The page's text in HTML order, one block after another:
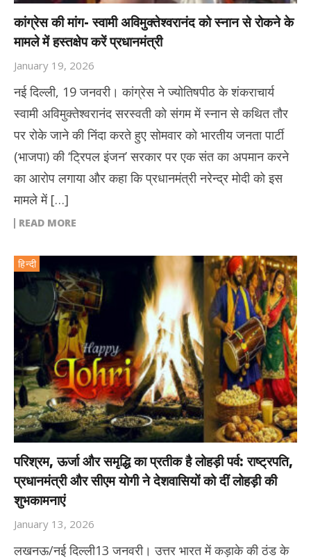
कांग्रेस की मांग- स्वामी अविमुक्तेश्वरानंद को स्नान से रोकने के
मामले में हस्तक्षेप करें प्रधानमंत्री
January 19, 2026
नई दिल्ली, 19 जनवरी। कांग्रेस ने ज्योतिषपीठ के शंकराचार्य
स्वामी अविमुक्तेश्वरानंद सरस्वती को संगम में स्नान से कथित तौर
पर रोके जाने की निंदा करते हुए सोमवार को भारतीय जनता पार्टी
(भाजपा) की ‘ट्रिपल इंजन’ सरकार पर एक संत का अपमान करने
का आरोप लगाया और कहा कि प्रधानमंत्री नरेन्द्र मोदी को इस
मामले में […]
READ MORE
हिन्दी
परिश्रम, ऊर्जा और समृद्धि का प्रतीक है लोहड़ी पर्व: राष्ट्रपति,
प्रधानमंत्री और सीएम योगी ने देशवासियों को दीं लोहड़ी की
शुभकामनाएं
January 13, 2026
लखनऊ/नई दिल्ली13 जनवरी। उत्तर भारत में कड़ाके की ठंड के